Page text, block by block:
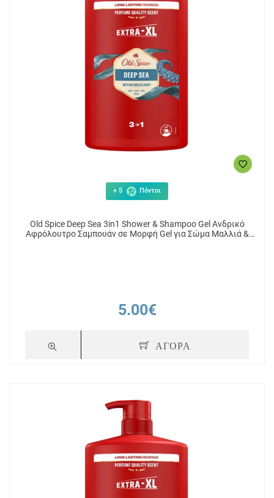
+ 5 Πόντοι
Old Spice Deep Sea 3in1 Shower & Shampoo Gel Ανδρικό
Αφρόλουτρο Σαμπουάν σε Μορφή Gel για Σώμα Μαλλιά &
5.00€
ΑΓΟΡΑ